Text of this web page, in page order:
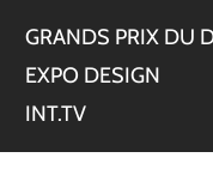
GRANDS PRIX DU
EXPO DESIGN
INT.TV